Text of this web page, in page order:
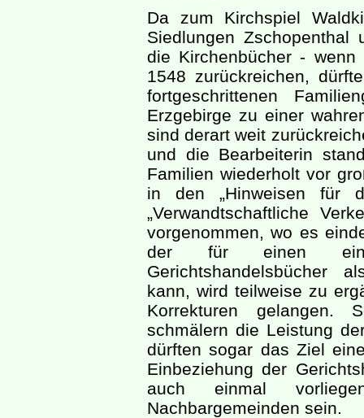
Da zum Kirchspiel
Siedlungen Zschopenthal
die Kirchenbücher -
1548 zurückreichen,
fortgeschrittenen
Erzgebirge zu einer
sind derart weit
und die Bearbeiterin
Familien wiederholt vor
in den „Hinweisen für
„Verwandtschaftliche
vorgenommen, wo es
der für einen
Gerichtshandelsbücher
kann, wird teilweise zu
Korrekturen gelangen.
schmälern die Leistung
dürften sogar das Ziel
Einbeziehung der
auch einmal
Nachbargemeinden sein.